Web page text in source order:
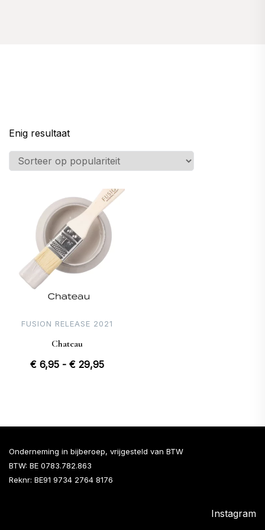
Enig resultaat
FUSION RELEASE 2021
Chateau
€6,95 - €29,95Prijsklasse:
Onderneming in bijberoep, vrijgesteld van BTW
BTW: BE 0783.782.863
Reknr: BE91 9734 2764 8176
Instagram